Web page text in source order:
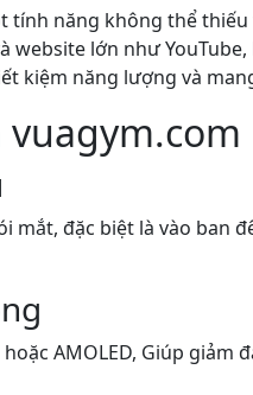
năng không thể
lớn như
kiệm năng lượng và
đặc biệt là vào ban
AMOLED, Giúp